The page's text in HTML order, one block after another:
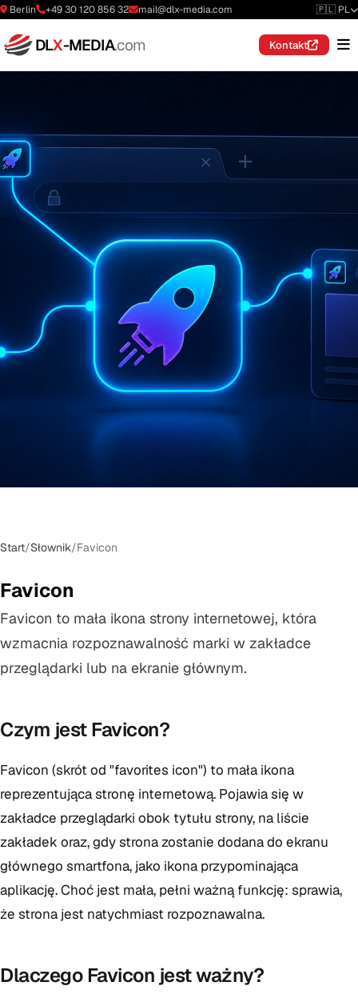
Berlin +49 30 120 856 32 mail@dlx-media.com 🇵🇱 PL
DLX-MEDIA.com Kontakt
Start/Słownik/Favicon
Favicon
Favicon to mała ikona strony internetowej, która
wzmacnia rozpoznawalność marki w zakładce
przeglądarki lub na ekranie głównym.
Czym jest Favicon?
Favicon (skrót od "favorites icon") to mała ikona
reprezentująca stronę internetową. Pojawia się w
zakładce przeglądarki obok tytułu strony, na liście
zakładek oraz, gdy strona zostanie dodana do ekranu
głównego smartfona, jako ikona przypominająca
aplikację. Choć jest mała, pełni ważną funkcję: sprawia,
że strona jest natychmiast rozpoznawalna.
Dlaczego Favicon jest ważny?